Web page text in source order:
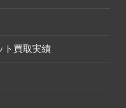
ト買取実績